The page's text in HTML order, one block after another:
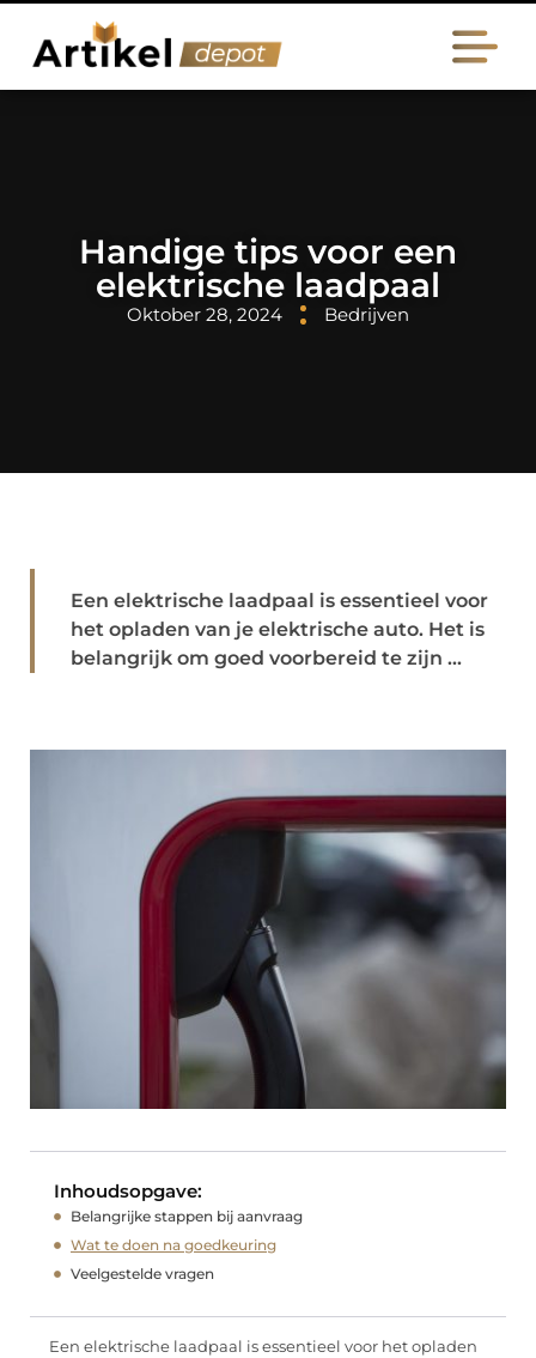
Handige tips voor een
elektrische laadpaal
Oktober 28, 2024 Bedrijven
Een elektrische laadpaal is essentieel voor
het opladen van je elektrische auto. Het is
belangrijk om goed voorbereid te zijn ...
Inhoudsopgave:
Belangrijke stappen bij aanvraag
Wat te doen na goedkeuring
Veelgestelde vragen
Een elektrische laadpaal is essentieel voor het opladen